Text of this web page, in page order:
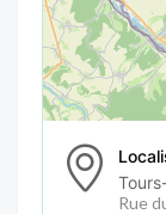
Rue